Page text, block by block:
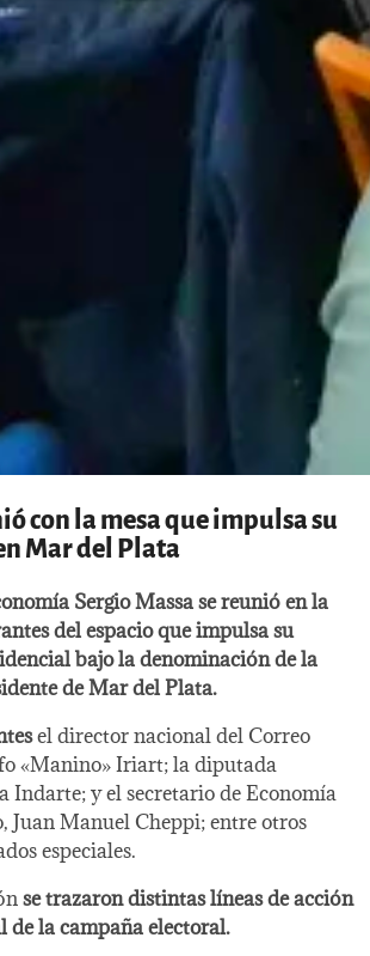
con la mesa que impulsa su
Mar del Plata
Sergio Massa se reunió en la
del espacio que impulsa su
bajo la denominación de la
de Mar del Plata.
el director nacional del Correo
«Manino» Iriart; la diputada
Indarte; y el secretario de Economía
Juan Manuel Cheppi; entre otros
especiales.
se trazaron distintas líneas de acción
la campaña electoral.